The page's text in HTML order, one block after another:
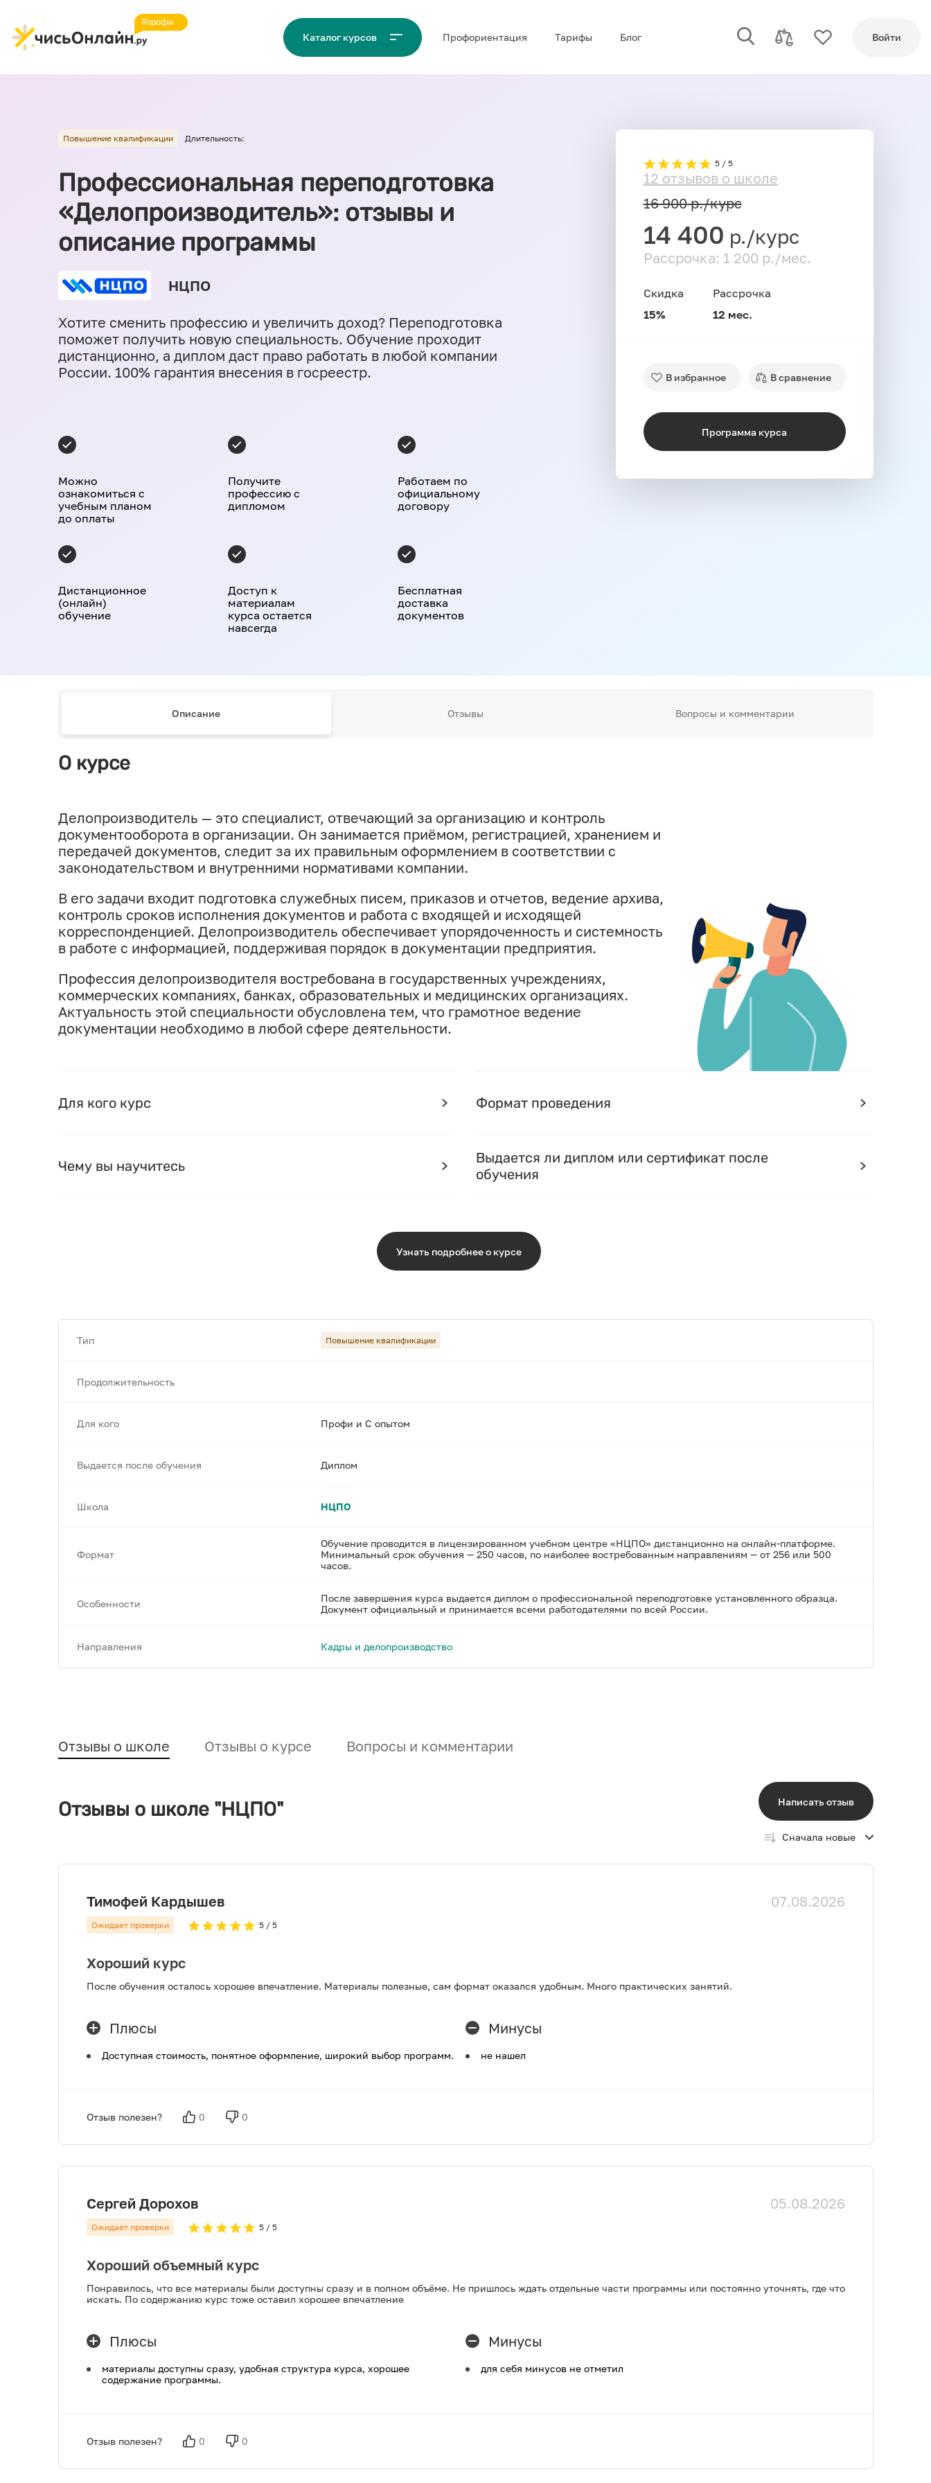
Каталог курсов Проф‌ориентация Тарифы Блог Войти
Повышение квалификации Длительность:
Профессиональная переподготовка
«Делопроизводитель»: отзывы и
описание программы
НЦПО
Хотите сменить профессию и увеличить доход? Переподготовка
поможет получить новую специальность. Обучение проходит
дистанционно, а диплом даст право работать в любой компании
России. 100% гарантия внесения в госреестр.
Можно
ознакомиться с
учебным планом
до оплаты
Получите
профессию с
дипломом
Работаем по
официальному
договору
Дистанционное
(онлайн)
обучение
Доступ к
материалам
курса остается
навсегда
Бесплатная
доставка
документов
5 / 5
12 отзывов о школе
16 900р./курс
14 400 р./курс
Рассрочка: 1 200 р./мес.
Скидка
15%
Рассрочка
12 мес.
В избранное В сравнение
Программа курса
Описание Отзывы Вопросы и комментарии
О курсе
Делопроизводитель — это специалист, отвечающий за организацию и контроль
документооборота в организации. Он занимается приёмом, регистрацией, хранением и
передачей документов, следит за их правильным оформлением в соответствии с
законодательством и внутренними нормативами компании.
В его задачи входит подготовка служебных писем, приказов и отчетов, ведение архива,
контроль сроков исполнения документов и работа с входящей и исходящей
корреспонденцией. Делопроизводитель обеспечивает упорядоченность и системность
в работе с информацией, поддерживая порядок в документации предприятия.
Профессия делопроизводителя востребована в государственных учреждениях,
коммерческих компаниях, банках, образовательных и медицинских организациях.
Актуальность этой специальности обусловлена тем, что грамотное ведение
документации необходимо в любой сфере деятельности.
Для кого курс
Чему вы научитесь
Формат проведения
Выдается ли диплом или сертификат после
обучения
Узнать подробнее о курсе
Тип Повышение квалификации
Продолжительность
Для кого Профи и С опытом
Выдается после обучения Диплом
Школа НЦПО
Формат
Обучение проводится в лицензированном учебном центре «НЦПО» дистанционно на онлайн-платформе.
Минимальный срок обучения — 250 часов, по наиболее востребованным направлениям — от 256 или 500
часов.
Особенности
После завершения курса выдается диплом о профессиональной переподготовке установленного образца.
Документ официальный и принимается всеми работодателями по всей России.
Направления Кадры и делопроизводство
Отзывы о школе Отзывы о курсе Вопросы и комментарии
Отзывы о школе "НЦПО" Написать отзыв
Сначала новые
Тимофей Кардышев 07.08.2026
Ожидает проверки 5 / 5
Хороший курс
После обучения осталось хорошее впечатление. Материалы полезные, сам формат оказался удобным. Много практических занятий.
Плюсы
Доступная стоимость, понятное оформление, широкий выбор программ.
Минусы
не нашел
Отзыв полезен? 0 0
Сергей Дорохов 05.08.2026
Ожидает проверки 5 / 5
Хороший объемный курс
Понравилось, что все материалы были доступны сразу и в полном объёме. Не пришлось ждать отдельные части программы или постоянно уточнять, где что
искать. По содержанию курс тоже оставил хорошее впечатление
Плюсы
материалы доступны сразу, удобная структура курса, хорошее
содержание программы.
Минусы
для себя минусов не отметил
Отзыв полезен? 0 0